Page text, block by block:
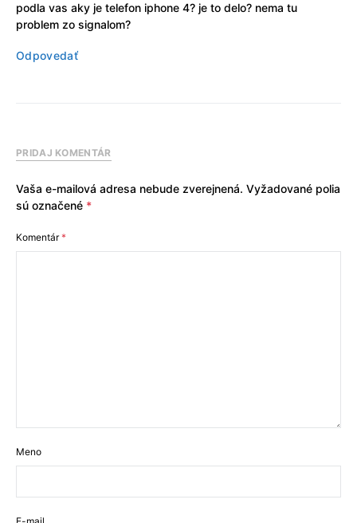
podla vas aky je telefon iphone 4? je to delo? nema tu
problem zo signalom?
Odpovedať
PRIDAJ KOMENTÁR
Vaša e-mailová adresa nebude zverejnená. Vyžadované polia
sú označené *
Komentár*
Meno